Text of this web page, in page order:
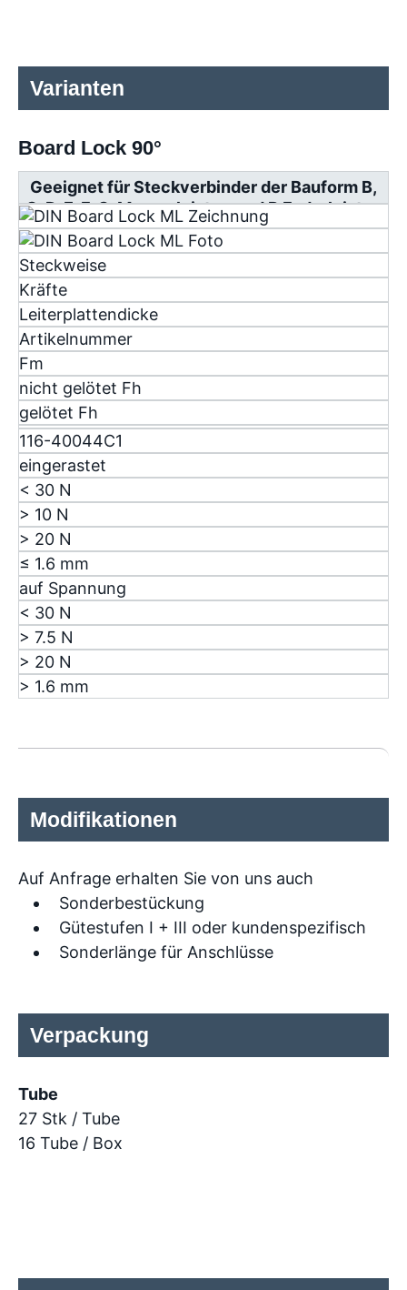
Varianten
Board Lock 90°
Geeignet für Steckverbinder der Bauform B,
C, D, E, F, G, Messerleisten und R Federleisten
Steckweise
Kräfte
Leiterplattendicke
Artikelnummer
Fm
nicht gelötet Fh
gelötet Fh
116-40044C1
eingerastet
< 30 N
> 10 N
> 20 N
≤ 1.6 mm
auf Spannung
< 30 N
> 7.5 N
> 20 N
> 1.6 mm
Modifikationen
Auf Anfrage erhalten Sie von uns auch
Sonderbestückung
Gütestufen I + III oder kundenspezifisch
Sonderlänge für Anschlüsse
Verpackung
Tube
27 Stk / Tube
16 Tube / Box